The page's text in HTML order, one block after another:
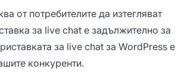
от потребителите да изтегляват
за live chat е задължително за
за live chat за WordPress е
конкуренти.